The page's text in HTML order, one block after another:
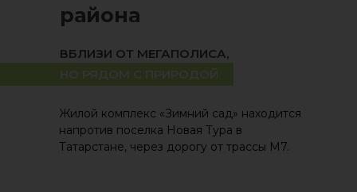
Жилой комплекс «Зимний сад» находится
напротив поселка Новая Тура в
Татарстане, через дорогу от трассы М7.
района
ВБЛИЗИ ОТ МЕГАПОЛИСА,
НО РЯДОМ С ПРИРОДОЙ